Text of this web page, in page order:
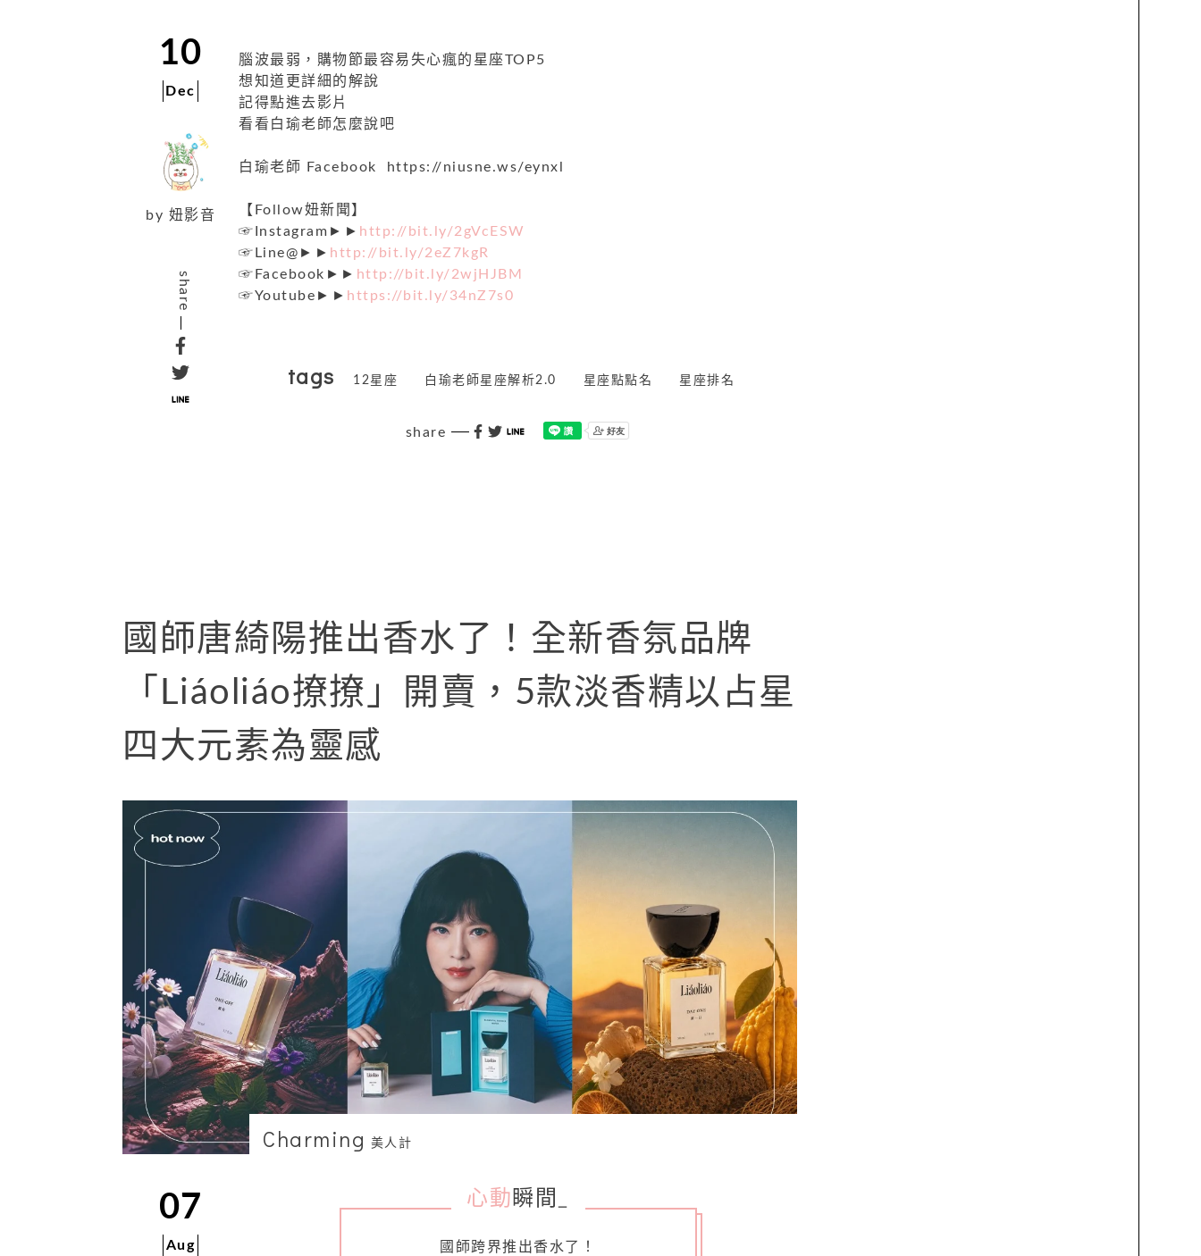
10
Dec
by 妞影音
share
腦波最弱，購物節最容易失心瘋的星座TOP5
想知道更詳細的解說
記得點進去影片
看看白瑜老師怎麼說吧
白瑜老師 Facebook https://niusne.ws/eynxl
【Follow妞新聞】
☞Instagram►► http://bit.ly/2gVcESW
☞Line@►► http://bit.ly/2eZ7kgR
☞Facebook►► http://bit.ly/2wjHJBM
☞Youtube►► https://bit.ly/34nZ7s0
tags 12星座 白瑜老師星座解析2.0 星座點點名 星座排名
share
國師唐綺陽推出香水了！全新香氛品牌
「Liáoliáo撩撩」開賣，5款淡香精以占星
四大元素為靈感
Charming 美人計
07
Aug
心動 瞬間
國師跨界推出香水了！